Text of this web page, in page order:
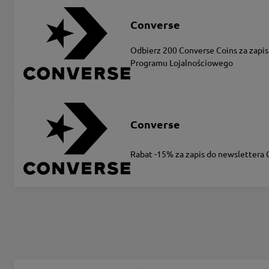
Converse
Odbierz 200 Converse Coins za
Programu Lojalnościowego
Converse
Rabat -15% za zapis do newslettera